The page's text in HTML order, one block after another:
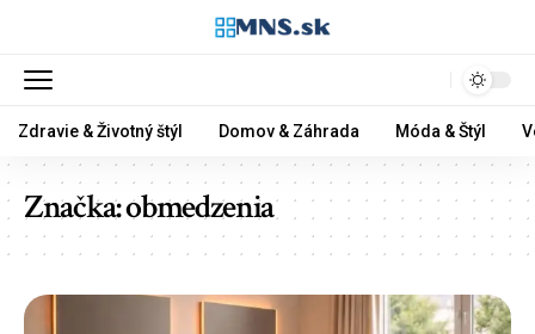
Zdravie & Životný štýl Domov & Záhrada Móda & Štýl
Značka:obmedzenia